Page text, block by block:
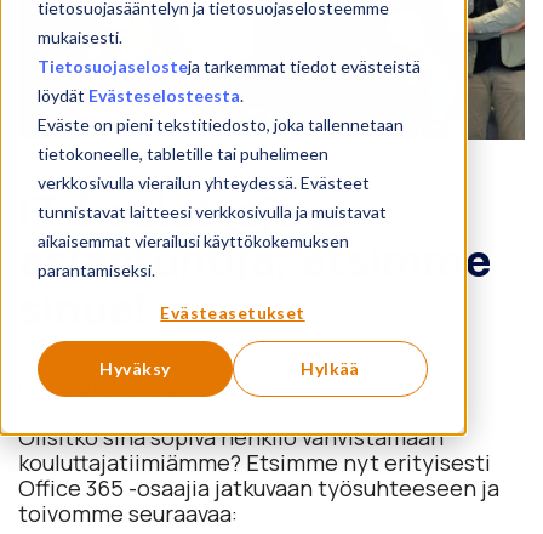
tietosuojasääntelyn ja tietosuojaselosteemme
mukaisesti.
Tietosuojaselosteja tarkemmat tiedot evästeistä
löydät Evästeselosteesta.
Eväste on pieni tekstitiedosto, joka tallennetaan
tietokoneelle, tabletille tai puhelimeen
verkkosivulla vierailun yhteydessä. Evästeet
tunnistavat laitteesi verkkosivulla ja muistavat
aikaisemmat vierailusi käyttökokemuksen
parantamiseksi.
Evästeasetukset
Hyväksy Hylkää
UUTISET
IT-kouluttaja ja -
asiantuntija, etsimme
POSTED ON SAMULI KOSKINEN
Olisitko sinä sopiva henkilö vahvistamaan
kouluttajatiimiämme? Etsimme nyt erityisesti
Office 365 -osaajia jatkuvaan työsuhteeseen ja
toivomme seuraavaa: